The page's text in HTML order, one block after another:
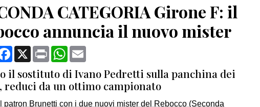
CATEGORIA Girone F: il
annuncia il nuovo mister
Facebook
X Print WhatsApp
il sostituto di Ivano Pedretti sulla panchina dei
reduci da un ottimo campionato